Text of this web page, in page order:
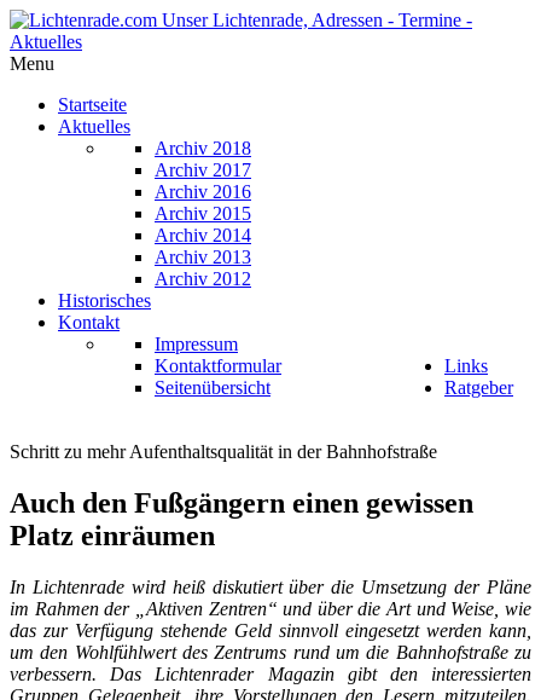
Menu
Startseite
Aktuelles
Archiv 2018
Archiv 2017
Archiv 2016
Archiv 2015
Archiv 2014
Archiv 2013
Archiv 2012
Historisches
Kontakt
Impressum
Kontaktformular
Seitenübersicht
Links
Ratgeber
Schritt zu mehr Aufenthaltsqualität in der Bahnhofstraße
Auch den Fußgängern einen gewissen
Platz einräumen
In Lichtenrade wird heiß diskutiert über die Umsetzung der Pläne
im Rahmen der „Aktiven Zentren“ und über die Art und Weise, wie
das zur Verfügung stehende Geld sinnvoll eingesetzt werden kann,
um den Wohlfühlwert des Zentrums rund um die Bahnhofstraße zu
verbessern. Das Lichtenrader Magazin gibt den interessierten
Gruppen Gelegenheit, ihre Vorstellungen den Lesern mitzuteilen.